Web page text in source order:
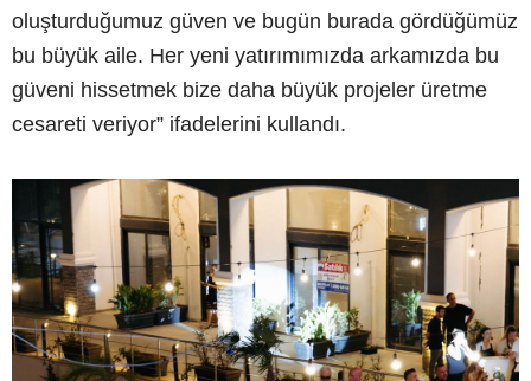
oluşturduğumuz güven ve bugün burada gördüğümüz
bu büyük aile. Her yeni yatırımımızda arkamızda bu
güveni hissetmek bize daha büyük projeler üretme
cesareti veriyor” ifadelerini kullandı.